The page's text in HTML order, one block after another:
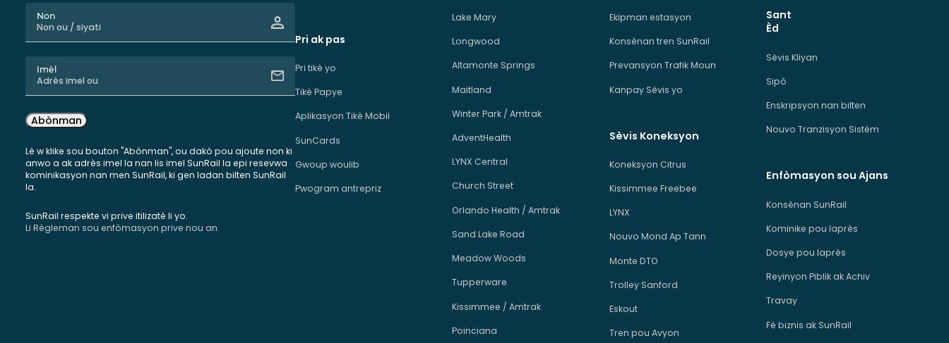
Non
Imèl
Abònman
Lè w klike sou bouton "Abònman", ou dakò pou ajoute non ki
anwo a ak adrès imel la nan lis imel SunRail la epi resevwa
kominikasyon nan men SunRail, ki gen ladan bilten SunRail
la.
SunRail respekte vi prive itilizatè li yo.
Li Règleman sou enfòmasyon prive nou an.
Pri ak pas
Pri tikè yo
Tikè Papye
Aplikasyon Tikè Mobil
SunCards
Gwoup woulib
Pwogram antrepriz
Lake Mary
Longwood
Altamonte Springs
Maitland
Winter Park / Amtrak
AdventHealth
LYNX Central
Church Street
Orlando Health / Amtrak
Sand Lake Road
Meadow Woods
Tupperware
Kissimmee / Amtrak
Poinciana
Ekipman estasyon
Konsènan tren SunRail
Prevansyon Trafik Moun
Kanpay Sèvis yo
Sèvis Koneksyon
Koneksyon Citrus
Kissimmee Freebee
LYNX
Nouvo Mond Ap Tann
Monte DTO
Trolley Sanford
Eskout
Tren pou Avyon
Sant
Èd
Sèvis Kliyan
Sipò
Enskripsyon nan bilten
Nouvo Tranzisyon Sistèm
Enfòmasyon sou Ajans
Konsènan SunRail
Kominike pou laprès
Dosye pou laprès
Reyinyon Piblik ak Achiv
Travay
Fè biznis ak SunRail